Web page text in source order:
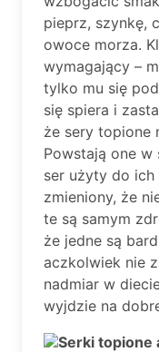
pieprz, szynkę,
owoce morza.
wymagający –
tylko mu się
się spiera i
że sery topione
Powstają one w
ser użyty do
zmieniony, że
te są samym
że jedne są
aczkolwiek nie
nadmiar w
wyjdzie na
Serki topione